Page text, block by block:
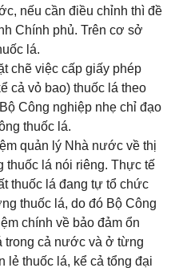
nếu cần điều chỉnh thì đề
Chính phủ. Trên cơ sở
lá.
chẽ việc cấp giấy phép
cả vỏ bao) thuốc lá theo
Công nghiệp nhẹ chỉ đạo
thuốc lá.
quản lý Nhà nước về thị
lá nói riêng. Thực tế
thuốc lá đang tự tổ chức
thuốc lá, do đó Bộ Công
chính về bảo đảm ổn
trong cả nước và ở từng
lẻ thuốc lá, kể cả tổng đại